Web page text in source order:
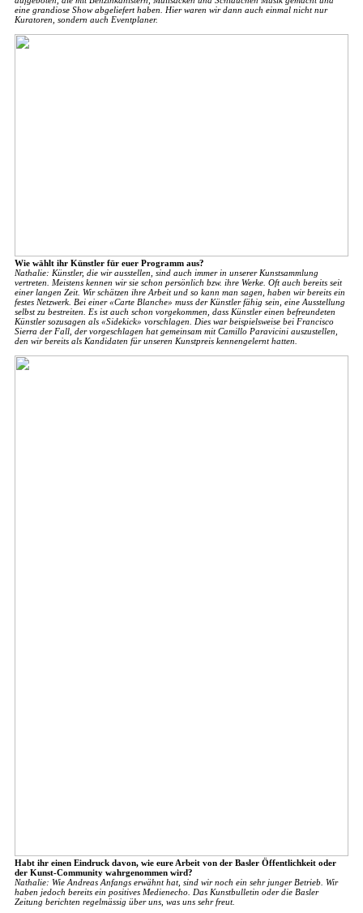
eine grandiose Show abgeliefert haben. Hier waren wir dann auch einmal nicht nur
Kuratoren, sondern auch Eventplaner.
Wie wählt ihr Künstler für euer Programm aus?
Nathalie: Künstler, die wir ausstellen, sind auch immer in unserer Kunstsammlung
vertreten. Meistens kennen wir sie schon persönlich bzw. ihre Werke. Oft auch bereits seit
einer langen Zeit. Wir schätzen ihre Arbeit und so kann man sagen, haben wir bereits ein
festes Netzwerk. Bei einer «Carte Blanche» muss der Künstler fähig sein, eine Ausstellung
selbst zu bestreiten. Es ist auch schon vorgekommen, dass Künstler einen befreundeten
Künstler sozusagen als «Sidekick» vorschlagen. Dies war beispielsweise bei Francisco
Sierra der Fall, der vorgeschlagen hat gemeinsam mit Camillo Paravicini auszustellen,
den wir bereits als Kandidaten für unseren Kunstpreis kennengelernt hatten.
Habt ihr einen Eindruck davon, wie eure Arbeit von der Basler Öffentlichkeit oder
der Kunst-Community wahrgenommen wird?
Nathalie: Wie Andreas Anfangs erwähnt hat, sind wir noch ein sehr junger Betrieb. Wir
haben jedoch bereits ein positives Medienecho. Das Kunstbulletin oder die Basler
Zeitung berichten regelmässig über uns, was uns sehr freut.